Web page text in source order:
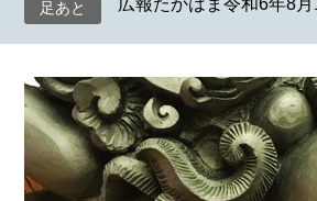
へ
広報たかはま令和6年8